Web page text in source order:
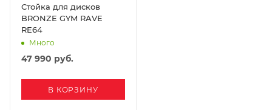
Стойка для дисков
BRONZE GYM RAVE
RE64
Много
47 990 руб.
В КОРЗИНУ